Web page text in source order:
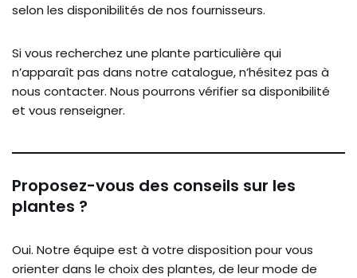
selon les disponibilités de nos fournisseurs.
Si vous recherchez une plante particulière qui
n’apparaît pas dans notre catalogue, n’hésitez pas à
nous contacter. Nous pourrons vérifier sa disponibilité
et vous renseigner.
Proposez-vous des conseils sur les
plantes ?
Oui. Notre équipe est à votre disposition pour vous
orienter dans le choix des plantes, de leur mode de